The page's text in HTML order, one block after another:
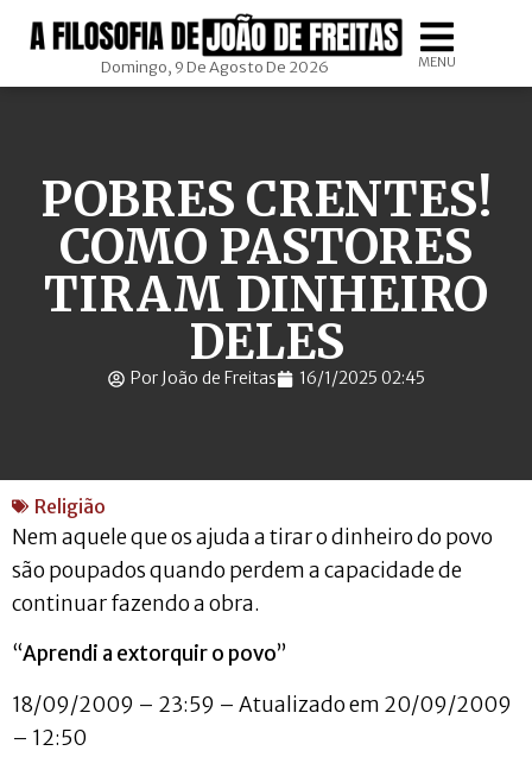
Domingo, 9 De Agosto De 2026 MENU
POBRES CRENTES!
COMO PASTORES
TIRAM DINHEIRO
DELES
Por João de Freitas 16/1/2025 02:45
Religião
Nem aquele que os ajuda a tirar o dinheiro do povo
são poupados quando perdem a capacidade de
continuar fazendo a obra.
“Aprendi a extorquir o povo”
18/09/2009 – 23:59 – Atualizado em 20/09/2009
– 12:50